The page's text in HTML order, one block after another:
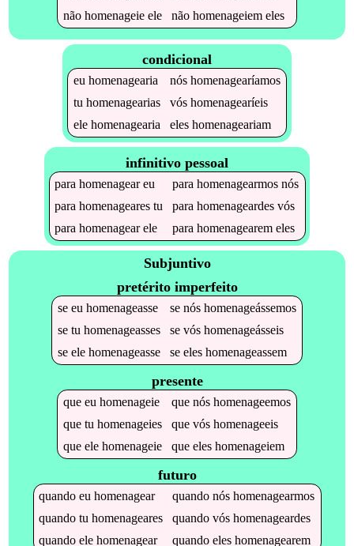
não homenageieele não homenageiemeles
condicional
eu homenagearia nós homenagearíamos
tu homenagearias vós homenagearíeis
ele homenagearia eles homenageariam
infinitivo pessoal
parahomenageareu parahomenagearmos nós
parahomenageares tu parahomenageardes vós
parahomenagearele parahomenagearem eles
Subjuntivo
pretérito imperfeito
se eu homenageasse se nós homenageássemos
se tu homenageasses se vós homenageásseis
se ele homenageasse se eles homenageassem
presente
que eu homenageie que nós homenageemos
que tu homenageies que vós homenageeis
que ele homenageie que eles homenageiem
futuro
quandoeuhomenagear quandonóshomenagearmos
quandotuhomenageares quandovóshomenageardes
quandoelehomenagear quandoeleshomenagearem